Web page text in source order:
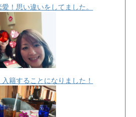
！思い違いをしてました。
籍することになりました！